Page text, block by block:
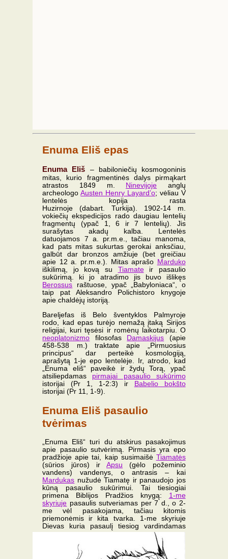
Enuma Eliš epas
Enuma Eliš – babiloniečių kosmogoninis
mitas, kurio fragmentinės dalys pirmąkart
atrastos 1849 m. Ninevijoje anglų
archeologoAusten Henry Layard’o; vėliau V
lentelės kopija rasta
Huzirnoje (dabart. Turkija). 1902-14 m.
vokiečių ekspedicijos rado daugiau lentelių
fragmentų (ypač 1, 6 ir 7 lentelių). Jis
surašytas akadų kalba. Lentelės
datuojamos 7 a. pr.m.e., tačiau manoma,
kad pats mitas sukurtas gerokai anksčiau,
galbūt dar bronzos amžiuje (bet greičiau
apie 12 a. pr.m.e.). Mitas aprašo Marduko
iškilimą, jo kovą su Tiamateir pasaulio
sukūrimą. ki jo atradimo jis buvo išlikęs
Berossus raštuose, ypač „Babyloniaca“, o
taip pat Aleksandro Polichistoro knygoje
apie chaldėjų istoriją.
Bareljefas iš Belo šventyklos Palmyroje
rodo, kad epas turėjo nemažą įtaką Sirijos
religijai, kuri tęsėsi ir romėnų laikotarpiu. O
neoplatonizmo filosofas Damaskijus (apie
458-538 m.) traktate apie „Pirmuosius
principus“ dar perteikė kosmologiją,
aprašytą 1-je epo lentelėje. Ir, atrodo, kad
„Enuma eliš“ paveikė ir žydų Torą, ypač
atsiliepdamas pirmajai pasaulio sukūrimo
istorijai (Pr 1, 1-2:3) ir Babelio bokšto
istorijai (Pr 11, 1-9).
Enuma Eliš pasaulio
tvėrimas
„Enuma Eliš“ turi du atskirus pasakojimus
apie pasaulio sutvėrimą. Pirmasis yra epo
pradžioje apie tai, kaip susimaišė Tiamatės
(sūrios jūros) irApsu (gėlo požeminio
vandens) vandenys, o antrasis – kai
Mardukas nužudė Tiamatę ir panaudojo jos
kūną pasaulio sukūrimui. Tai tiesiogiai
primena Biblijos Pradžios knygą: 1-me
skyriuje pasaulis sutveriamas per 7 d., o 2-
me vėl pasakojama, tačiau kitomis
priemonėmis ir kita tvarka. 1-me skyriuje
Dievas kuria pasaulį tiesiog vardindamas